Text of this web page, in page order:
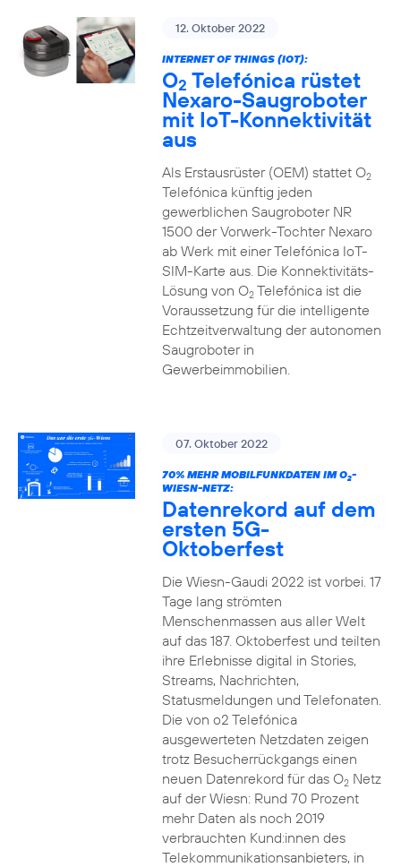
12. Oktober 2022
INTERNET OF THINGS (IOT):
O2 Telefónica rüstet
Nexaro-Saugroboter
mit IoT-Konnektivität
aus
Als Erstausrüster (OEM) stattet O2
Telefónica künftig jeden
gewerblichen Saugroboter NR
1500 der Vorwerk-Tochter Nexaro
ab Werk mit einer Telefónica IoT-
SIM-Karte aus. Die Konnektivitäts-
Lösung von O2Telefónica ist die
Voraussetzung für die intelligente
Echtzeitverwaltung der autonomen
Saugroboter in
Gewerbeimmobilien.
07. Oktober 2022
70% MEHR MOBILFUNKDATEN IM O2-
WIESN-NETZ:
Datenrekord auf dem
ersten 5G-
Oktoberfest
Die Wiesn-Gaudi 2022 ist vorbei. 17
Tage lang strömten
Menschenmassen aus aller Welt
auf das 187. Oktoberfest und teilten
ihre Erlebnisse digital in Stories,
Streams, Nachrichten,
Statusmeldungen und Telefonaten.
Die von o2 Telefónica
ausgewerteten Netzdaten zeigen
trotz Besucherrückgangs einen
neuen Datenrekord für das O2Netz
auf der Wiesn: Rund 70 Prozent
mehr Daten als noch 2019
verbrauchten Kund:innen des
Telekommunikationsanbieters, in